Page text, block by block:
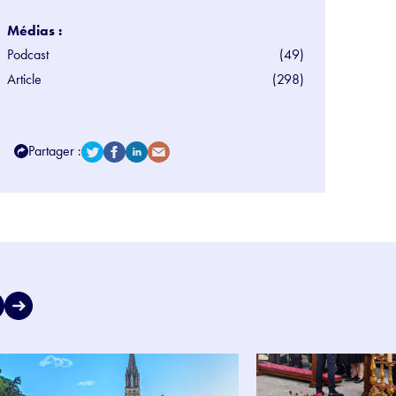
Médias :
Podcast
(49)
Article
(298)
Partager :